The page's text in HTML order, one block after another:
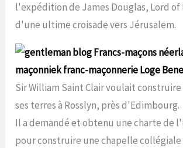
l'expédition de James Douglas, Lord of
d'une ultime croisade vers Jérusalem.
Sir William Saint Clair voulait
ses terres à Rosslyn, près d'Edimbourg.
Il a demandé et obtenu une charte de
pour construire une chapelle collégiale